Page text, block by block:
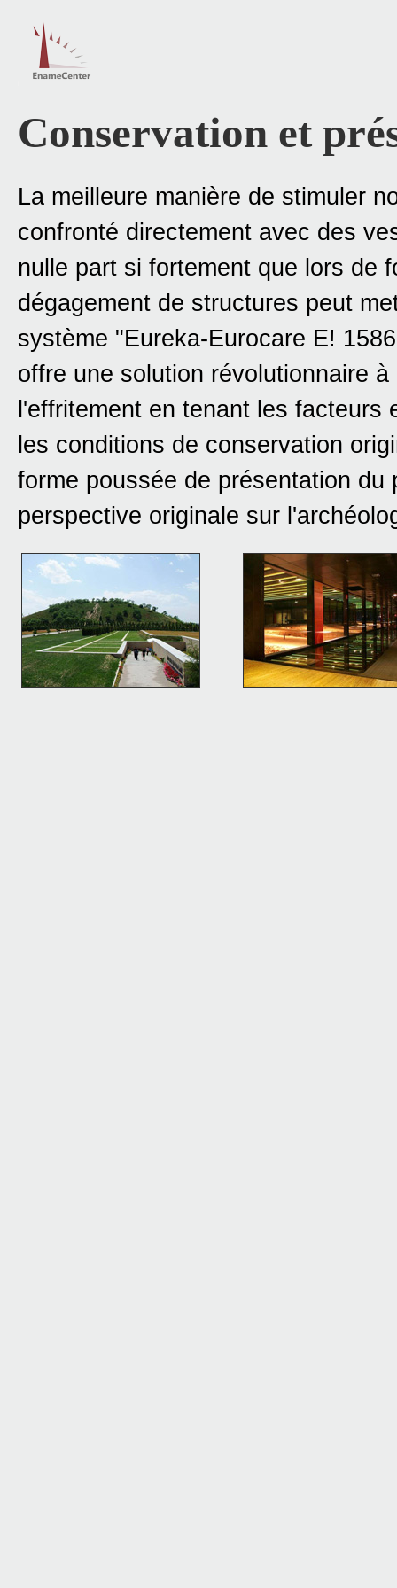
Conservation et
La meilleure manière de stimuler
confronté directement avec des
nulle part si fortement que lors de
dégagement de structures peut
système "Eureka-Eurocare E!
offre une solution révolutionnaire
l'effritement en tenant les
les conditions de conservation
forme poussée de présentation
perspective originale sur